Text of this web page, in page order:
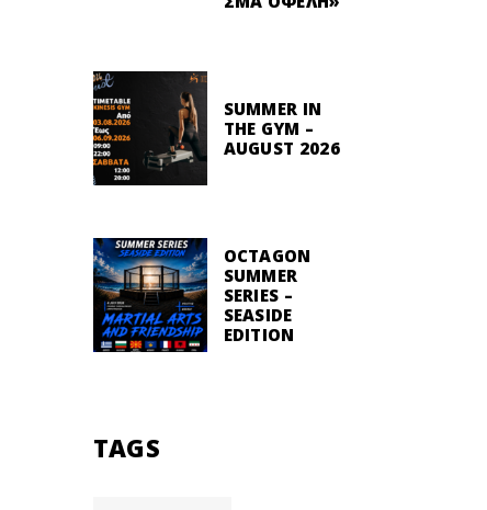
SUMMER IN
THE GYM –
AUGUST 2026
OCTAGON
SUMMER
SERIES –
SEASIDE
EDITION
TAGS